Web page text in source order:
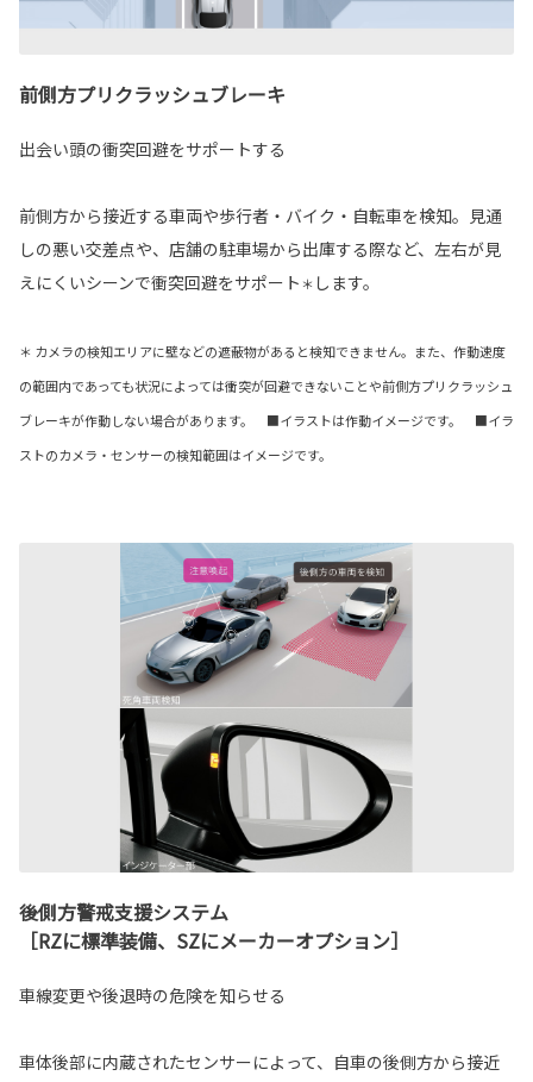
前側方プリクラッシュブレーキ
出会い頭の衝突回避をサポートする
前側方から接近する車両や歩行者・バイク・自転車を検知。見通
しの悪い交差点や、店舗の駐車場から出庫する際など、左右が見
えにくいシーンで衝突回避をサポート ＊ します。
＊ カメラの検知エリアに壁などの遮蔽物があると検知できません。また、作動速度
の範囲内であっても状況によっては衝突が回避できないことや前側方プリクラッシュ
ブレーキが作動しない場合があります。 ■イラストは作動イメージです。 ■イラ
ストのカメラ・センサーの検知範囲はイメージです。
後側方警戒支援システム
［RZに標準装備、SZにメーカーオプション］
車線変更や後退時の危険を知らせる
車体後部に内蔵されたセンサーによって、自車の後側方から接近